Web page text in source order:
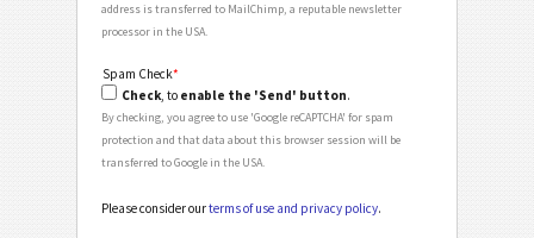
address is transferred to MailChimp, a reputable newsletter
processor in the USA.
Spam Check*
Check, to enable the 'Send' button.
By checking, you agree to use 'Google reCAPTCHA' for spam
protection and that data about this browser session will be
transferred to Google in the USA.
Please consider ourterms of use and privacy policy.